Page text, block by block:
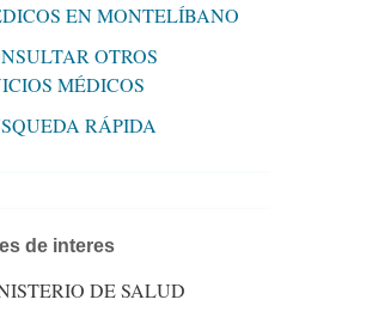
EN MONTELÍBANO
OTROS
MÉDICOS
RÁPIDA
de interes
DE SALUD